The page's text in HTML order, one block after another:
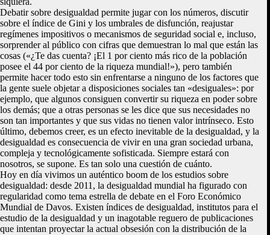
Debatir sobre desigualdad permite jugar con los números, discutir
sobre el índice de Gini y los umbrales de disfunción, reajustar
regímenes impositivos o mecanismos de seguridad social e, incluso,
sorprender al público con cifras que demuestran lo mal que están las
cosas («¿Te das cuenta? ¡El 1 por ciento más rico de la población
posee el 44 por ciento de la riqueza mundial!»), pero también
permite hacer todo esto sin enfrentarse a ninguno de los factores que
la gente suele objetar a disposiciones sociales tan «desiguales»: por
ejemplo, que algunos consiguen convertir su riqueza en poder sobre
los demás; que a otras personas se les dice que sus necesidades no
son tan importantes y que sus vidas no tienen valor intrínseco. Esto
último, debemos creer, es un efecto inevitable de la desigualdad, y la
desigualdad es consecuencia de vivir en una gran sociedad urbana,
compleja y tecnológicamente sofisticada. Siempre estará con
nosotros, se supone. Es tan solo una cuestión de cuánto.
Hoy en día vivimos un auténtico boom de los estudios sobre
desigualdad: desde 2011, la desigualdad mundial ha figurado con
regularidad como tema estrella de debate en el Foro Económico
Mundial de Davos. Existen índices de desigualdad, institutos para el
estudio de la desigualdad y un inagotable reguero de publicaciones
que intentan proyectar la actual obsesión con la distribución de la